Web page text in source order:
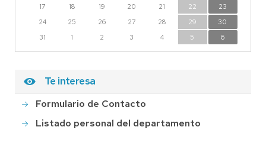
17
18 19 20 21 22
23
24
25 26 27 28 29
30
31
1 2 3 4 5 6
Te interesa
Formulario de Contacto
Listado personal del departamento